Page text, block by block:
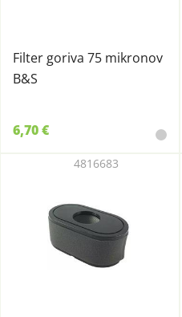
Filter goriva 75 mikronov
B&S
6,70 €
4816683